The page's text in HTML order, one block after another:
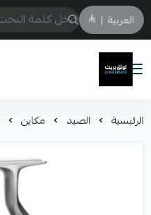
العربية |
لونق بريث
الرئيسية الصيد مكاين